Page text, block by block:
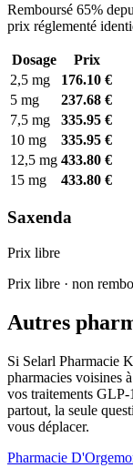
Remboursé 65%
prix réglementé
Dosage
Prix
2,5 mg
176.10 €
5 mg
237.68 €
7,5 mg
335.95 €
10 mg
335.95 €
12,5 mg 433.80 €
15 mg
433.80 €
Saxenda
Prix libre
Prix libre · non
Autres
Si Selarl Pharmacie
pharmacies voisines
vos traitements
partout, la seule
vous déplacer.
Pharmacie